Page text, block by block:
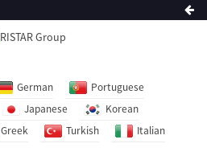
German
Portuguese
Japanese
Korean
Greek Turkish
Italian